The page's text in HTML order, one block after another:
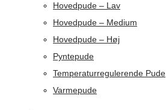
Hovedpude – Lav
Hovedpude – Medium
Hovedpude – Høj
Pyntepude
Temperaturregulerende Pude
Varmepude